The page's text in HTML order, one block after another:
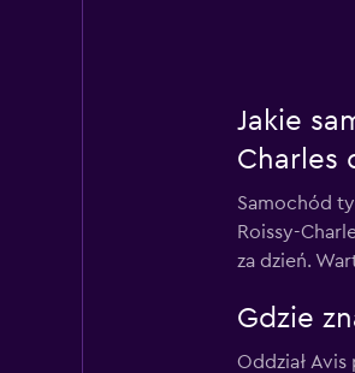
Jakie
Charles
Samochód
Roissy-
za dzień.
Gdzie
Oddział